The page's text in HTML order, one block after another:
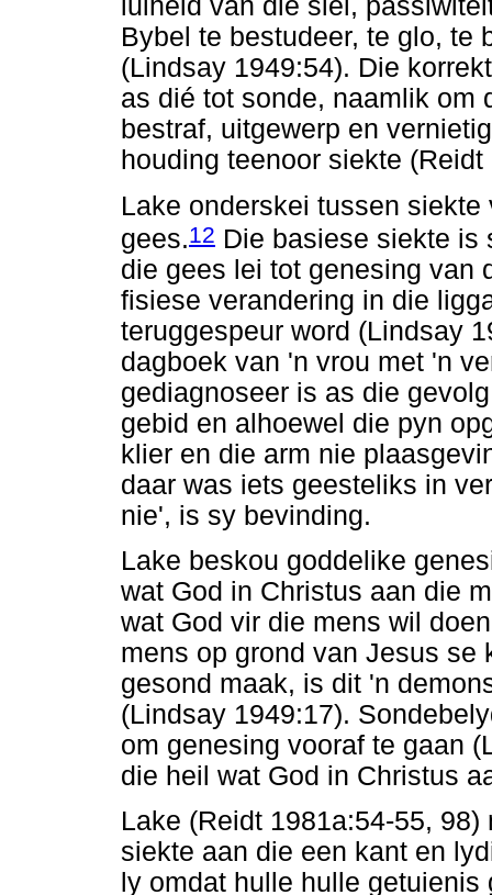
luiheid van die siel,
Bybel te bestudeer, te glo, te
(Lindsay 1949:54). Die
as dié tot sonde, naamlik om
bestraf, uitgewerp en
houding teenoor siekte
Lake onderskei tussen
gees.12 Die basiese siekte is
die gees lei tot genesing van
fisiese verandering in die
teruggespeur word (Lindsay
dagboek van 'n vrou met 'n
gediagnoseer is as die
gebid en alhoewel die pyn
klier en die arm nie
daar was iets geesteliks in
nie', is sy bevinding.
Lake beskou goddelike
wat God in Christus aan die
wat God vir die mens wil
mens op grond van Jesus se
gesond maak, is dit 'n
(Lindsay 1949:17).
om genesing vooraf te gaan
die heil wat God in Christus
Lake (Reidt 1981a:54-55,
siekte aan die een kant en
ly omdat hulle hulle